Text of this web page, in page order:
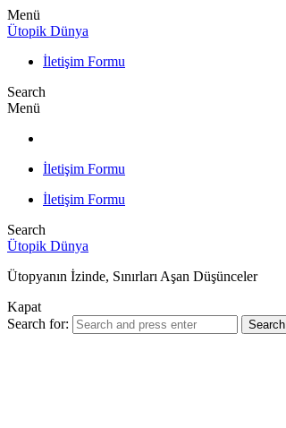
Menü
Ütopik Dünya
İletişim Formu
Search
Menü
İletişim Formu
İletişim Formu
Search
Ütopik Dünya
Ütopyanın İzinde, Sınırları Aşan Düşünceler
Kapat
Search for:
Search